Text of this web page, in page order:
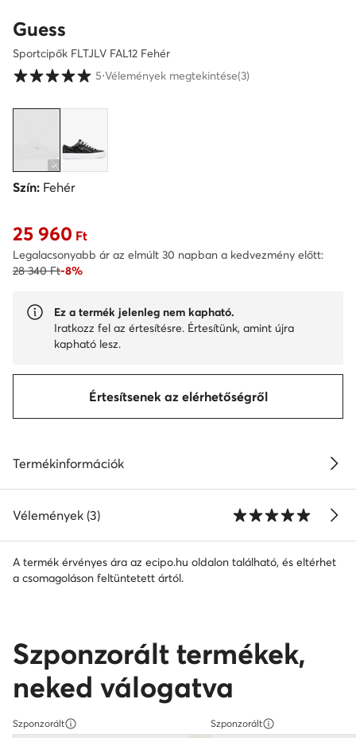
Guess
Sportcipők FLTJLV FAL12 Fehér
Vásárlói értékelések 1-5 skálán
5⋅Vélemények megtekintése(3)
Szín: Fehér
Aktuális ár 25 960 Ft
25 960 Ft
Legalacsonyabb ár az elmúlt 30 napban a kedvezmény előtt:
28 340 Ft-8%
Ez a termék jelenleg nem kapható.
Iratkozz fel az értesítésre. Értesítünk, amint újra
kapható lesz.
Értesítsenek az elérhetőségről
Termékinformációk
Vélemények (3)
A termék érvényes ára az ecipo.hu oldalon található, és eltérhet
a csomagoláson feltüntetett ártól.
Szponzorált termékek,
neked válogatva
Szponzorált Szponzorált